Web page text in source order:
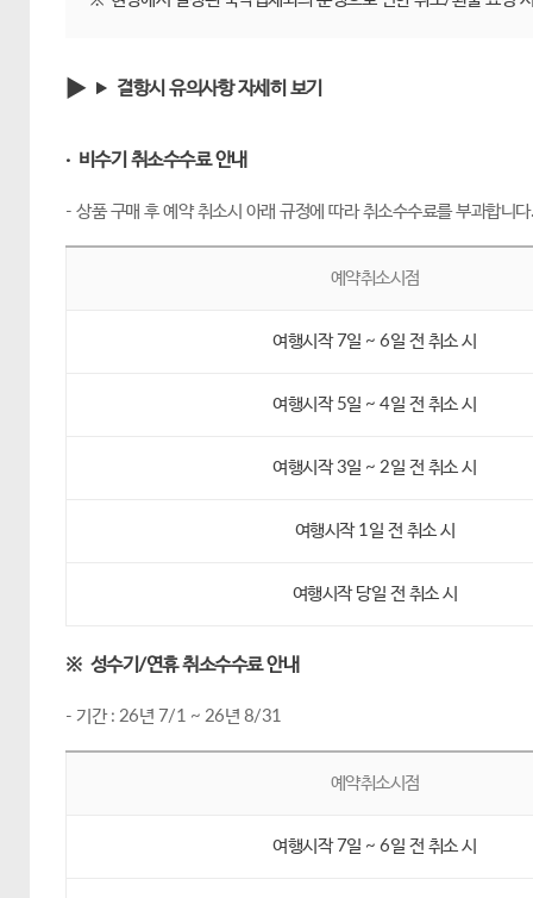
결항시 유의사항 자세히 보기
· 비수기 취소수수료 안내
- 상품 구매 후 예약 취소시 아래 규정에 따라 취소수수료를 부과합니다.
예약취소시점
여행시작 7일 ~ 6일 전 취소 시
여행시작 5일 ~ 4일 전 취소 시
여행시작 3일 ~ 2일 전 취소 시
여행시작 1일 전 취소 시
여행시작 당일 전 취소 시
※ 성수기/연휴 취소수수료 안내
- 기간 : 26년 7/1 ~ 26년 8/31
예약취소시점
여행시작 7일 ~ 6일 전 취소 시